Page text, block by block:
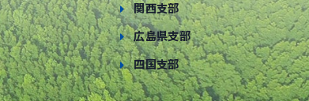
関西支部
広島県支部
四国支部